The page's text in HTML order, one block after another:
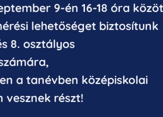
9-én 16-18 óra
lehetőséget biztosítunk
8. osztályos
a tanévben középiskolai
vesznek részt!